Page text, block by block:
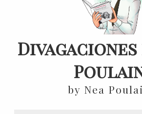
Divagaciones
by Nea